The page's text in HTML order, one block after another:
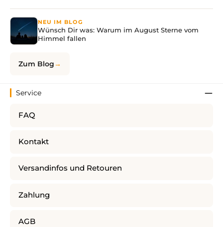
NEU IM BLOG
Wünsch Dir was: Warum im August Sterne vom
Himmel fallen
Zum Blog
Service
FAQ
Kontakt
Versandinfos und Retouren
Zahlung
AGB